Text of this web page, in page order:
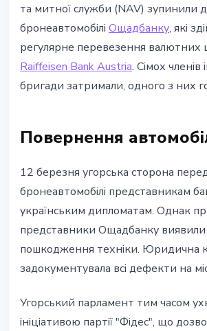
та митної служби (NAV) зупинили
бронеавтомобілі Ощадбанку, які
регулярне перевезення валютних
Raiffeisen Bank Austria. Сімох членів
бригади затримали, одного з них
Повернення
12 березня угорська сторона
бронеавтомобілі представникам
українським дипломатам. Однак
представники Ощадбанку виявили
пошкодження техніки. Юридична
задокументувала всі дефекти на
Угорський парламент тим часом
ініціативою партії "Фідес", що